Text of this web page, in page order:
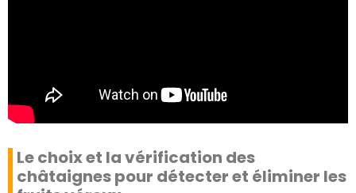
Le choix et la vérification des
châtaignes pour détecter et éliminer les